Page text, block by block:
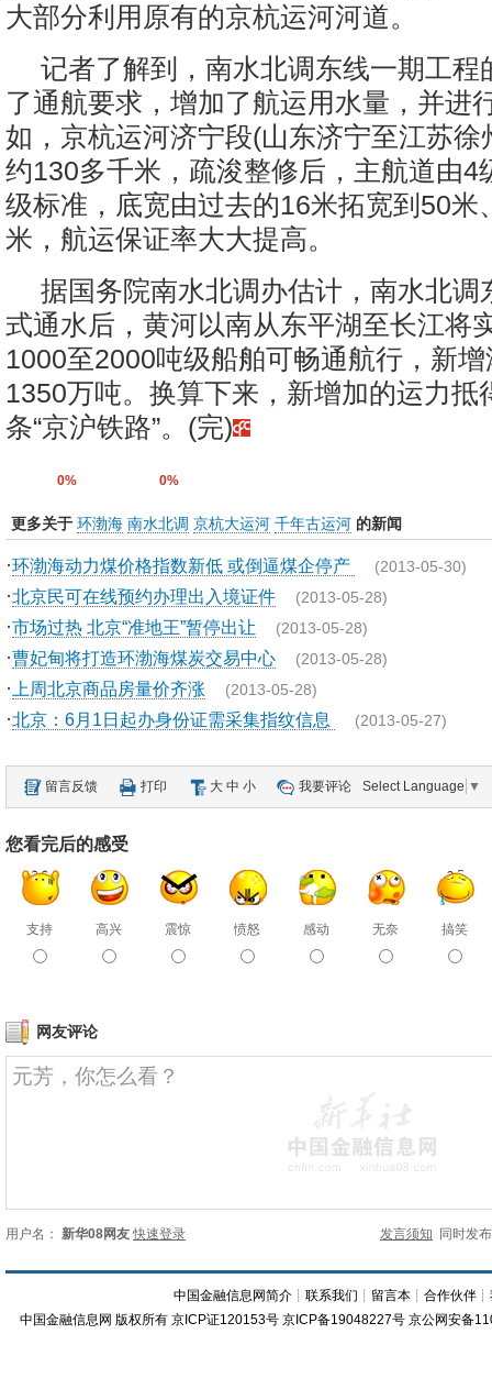
大部分利用原有的京杭运河河道。
记者了解到，南水北调东线一期工程
了通航要求，增加了航运用水量，并进
如，京杭运河济宁段(山东济宁至江苏徐
约130多千米，疏浚整修后，主航道由4
级标准，底宽由过去的16米拓宽到50米
米，航运保证率大大提高。
据国务院南水北调办估计，南水北调
式通水后，黄河以南从东平湖至长江将
1000至2000吨级船舶可畅通航行，新
1350万吨。换算下来，新增加的运力抵
条“京沪铁路”。(完)
0% 0%
更多关于 环渤海 南水北调 京杭大运河 千年古运河 的新闻
·环渤海动力煤价格指数新低 或倒逼煤企停产 (2013-05-30)
·北京民可在线预约办理出入境证件 (2013-05-28)
·市场过热 北京“准地王”暂停出让 (2013-05-28)
·曹妃甸将打造环渤海煤炭交易中心 (2013-05-28)
· 上周北京商品房量价齐涨 (2013-05-28)
·北京：6月1日起办身份证需采集指纹信息 (2013-05-27)
留言反馈 打印 大 中 小 我要评论 Select Language ▼
您看完后的感受
支持 高兴 震惊 愤怒 感动 无奈 搞笑
网友评论
用户名： 新华08网友 快速登录 发言须知 同时发
中国金融信息网简介 ┊联系我们 ┊ 留言本 ┊合作伙伴 ┊
中国金融信息网 版权所有 京ICP证120153号 京ICP备19048227号 京公网安备